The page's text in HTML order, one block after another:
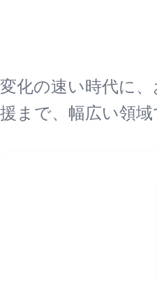
変化の速い時代に
援まで、幅広い領